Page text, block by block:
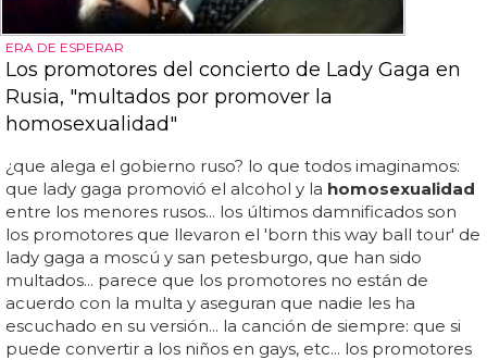
ERA DE ESPERAR
Los promotores del concierto de Lady Gaga en
Rusia, "multados por promover la
homosexualidad"
¿que alega el gobierno ruso? lo que todos imaginamos:
que lady gaga promovió el alcohol y la homosexualidad
entre los menores rusos... los últimos damnificados son
los promotores que llevaron el 'born this way ball tour' de
lady gaga a moscú y san petesburgo, que han sido
multados... parece que los promotores no están de
acuerdo con la multa y aseguran que nadie les ha
escuchado en su versión... la canción de siempre: que si
puede convertir a los niños en gays, etc... los promotores